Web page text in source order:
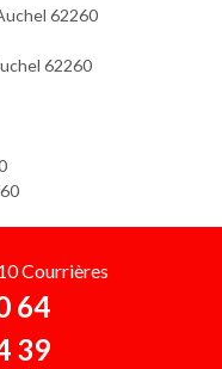
62260
62260
Courrières
64
39